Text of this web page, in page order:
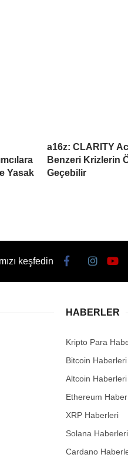
Yasak
a16z: CLARITY
Benzeri Krizlerin
Geçebilir
keşfedin
HABERLER
Kripto Para
Bitcoin Haberleri
Altcoin Haberleri
Ethereum
XRP Haberleri
Solana Haberleri
Cardano